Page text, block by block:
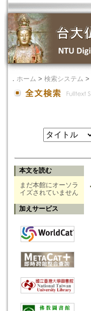
． ホーム > 検索システム >
本文を読む
まだ本館にオーソラ
イズされていません
加えサービス